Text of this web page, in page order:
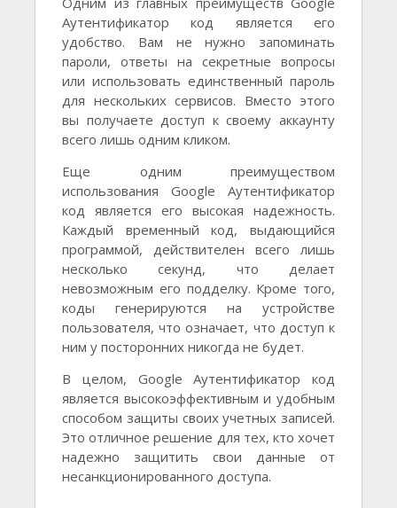
Аутентификатор код является его
удобство. Вам не нужно запоминать
пароли, ответы на секретные вопросы
или использовать единственный пароль
для нескольких сервисов. Вместо этого
вы получаете доступ к своему аккаунту
всего лишь одним кликом.
Еще одним преимуществом
использования Google Аутентификатор
код является его высокая надежность.
Каждый временный код, выдающийся
программой, действителен всего лишь
несколько секунд, что делает
невозможным его подделку. Кроме того,
коды генерируются на устройстве
пользователя, что означает, что доступ к
ним у посторонних никогда не будет.
В целом, Google Аутентификатор код
является высокоэффективным и удобным
способом защиты своих учетных записей.
Это отличное решение для тех, кто хочет
надежно защитить свои данные от
несанкционированного доступа.